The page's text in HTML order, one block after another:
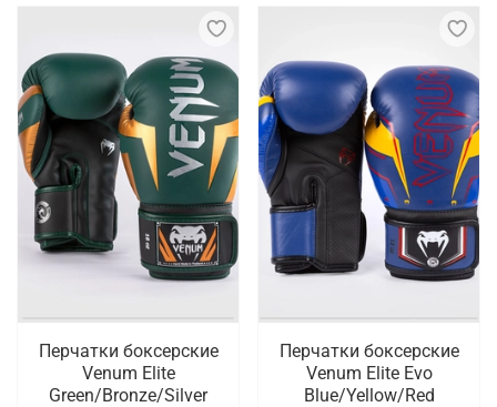
Перчатки боксерские
Venum Elite
Green/Bronze/Silver
Перчатки боксерские
Venum Elite Evo
Blue/Yellow/Red